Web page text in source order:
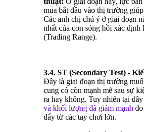
mua bắt đầu vào thị trường
Các anh chị chú ý ở giai đoạn
nhất của con sóng hồi xác định
(Trading Range).
3.4. ST (Secondary Test) -
Đây là giai đoạn thị trường
cung có còn mạnh mẽ sau sự
ra hay không. Tuy nhiên tại đây
và khối lượng đã giảm mạnh
đẩy từ các tay chơi lớn.